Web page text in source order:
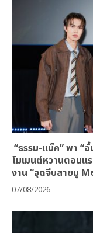
“ธรรม-แม็ค” พา “
โมเมนต์หวานตอนแ
งาน “จุดจีบสายมู
07/08/2026